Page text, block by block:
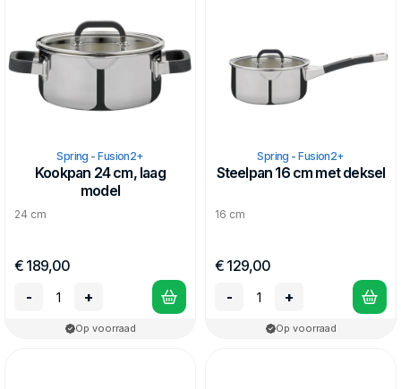
Spring - Fusion2+
Kookpan 24 cm, laag
model
24 cm
€ 189,00
-
+
Op voorraad
Spring - Fusion2+
Steelpan 16 cm met deksel
16 cm
€ 129,00
-
+
Op voorraad